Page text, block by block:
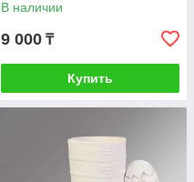
вашего
заказа
В наличии
9 000 ₸
Купить